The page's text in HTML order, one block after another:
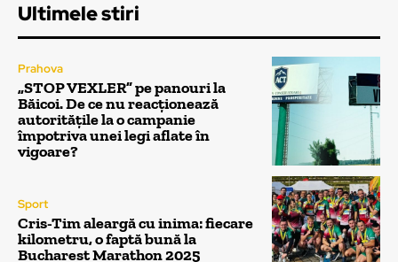
Ultimele stiri
Prahova
„STOP VEXLER” pe panouri la
Băicoi. De ce nu reacționează
autoritățile la o campanie
împotriva unei legi aflate în
vigoare?
Sport
Cris-Tim aleargă cu inima: fiecare
kilometru, o faptă bună la
Bucharest Marathon 2025